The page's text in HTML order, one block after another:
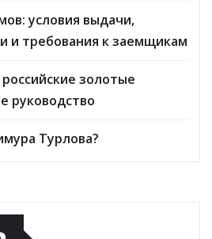
условия выдачи,
и требования к заемщикам
золотые
руководство
Турлова?